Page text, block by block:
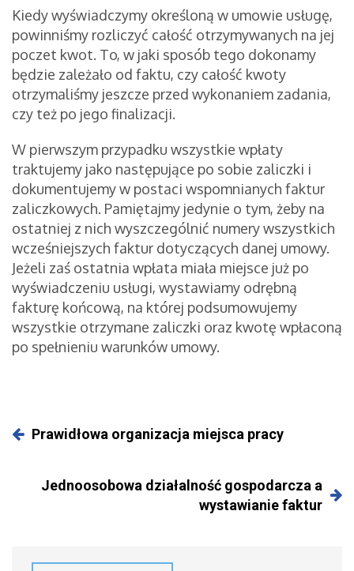
Kiedy wyświadczymy określoną w umowie usługę,
powinniśmy rozliczyć całość otrzymywanych na jej
poczet kwot. To, w jaki sposób tego dokonamy
będzie zależało od faktu, czy całość kwoty
otrzymaliśmy jeszcze przed wykonaniem zadania,
czy też po jego finalizacji.
W pierwszym przypadku wszystkie wpłaty
traktujemy jako następujące po sobie zaliczki i
dokumentujemy w postaci wspomnianych faktur
zaliczkowych. Pamiętajmy jedynie o tym, żeby na
ostatniej z nich wyszczególnić numery wszystkich
wcześniejszych faktur dotyczących danej umowy.
Jeżeli zaś ostatnia wpłata miała miejsce już po
wyświadczeniu usługi, wystawiamy odrębną
fakturę końcową, na której podsumowujemy
wszystkie otrzymane zaliczki oraz kwotę wpłaconą
po spełnieniu warunków umowy.
Prawidłowa organizacja miejsca pracy
Jednoosobowa działalność gospodarcza a
wystawianie faktur